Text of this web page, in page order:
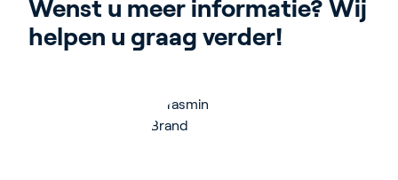
Wenst u meer informatie? Wij
helpen u graag verder!